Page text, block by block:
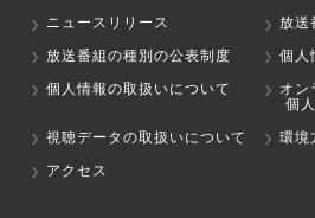
ニュースリリース
放送
放送番組の種別の公表制度
個人
個人情報の取扱いについて
オン
個人
視聴データの取扱いについて
環境
アクセス